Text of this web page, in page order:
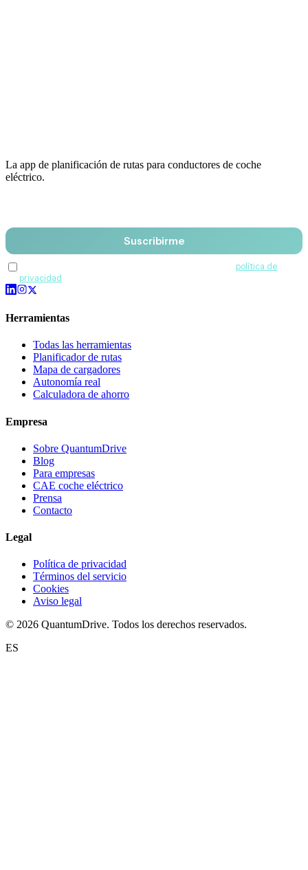
La app de planificación de rutas para conductores de coche
eléctrico.
Suscribirme
política de
privacidad
Herramientas
Todas las herramientas
Planificador de rutas
Mapa de cargadores
Autonomía real
Calculadora de ahorro
Empresa
Sobre QuantumDrive
Blog
Para empresas
CAE coche eléctrico
Prensa
Contacto
Legal
Política de privacidad
Términos del servicio
Cookies
Aviso legal
© 2026 QuantumDrive. Todos los derechos reservados.
ES